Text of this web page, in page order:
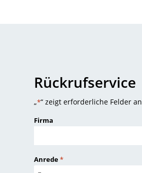
Rückrufservice
„*“ zeigt erforderliche Felder an
Firma
Anrede*